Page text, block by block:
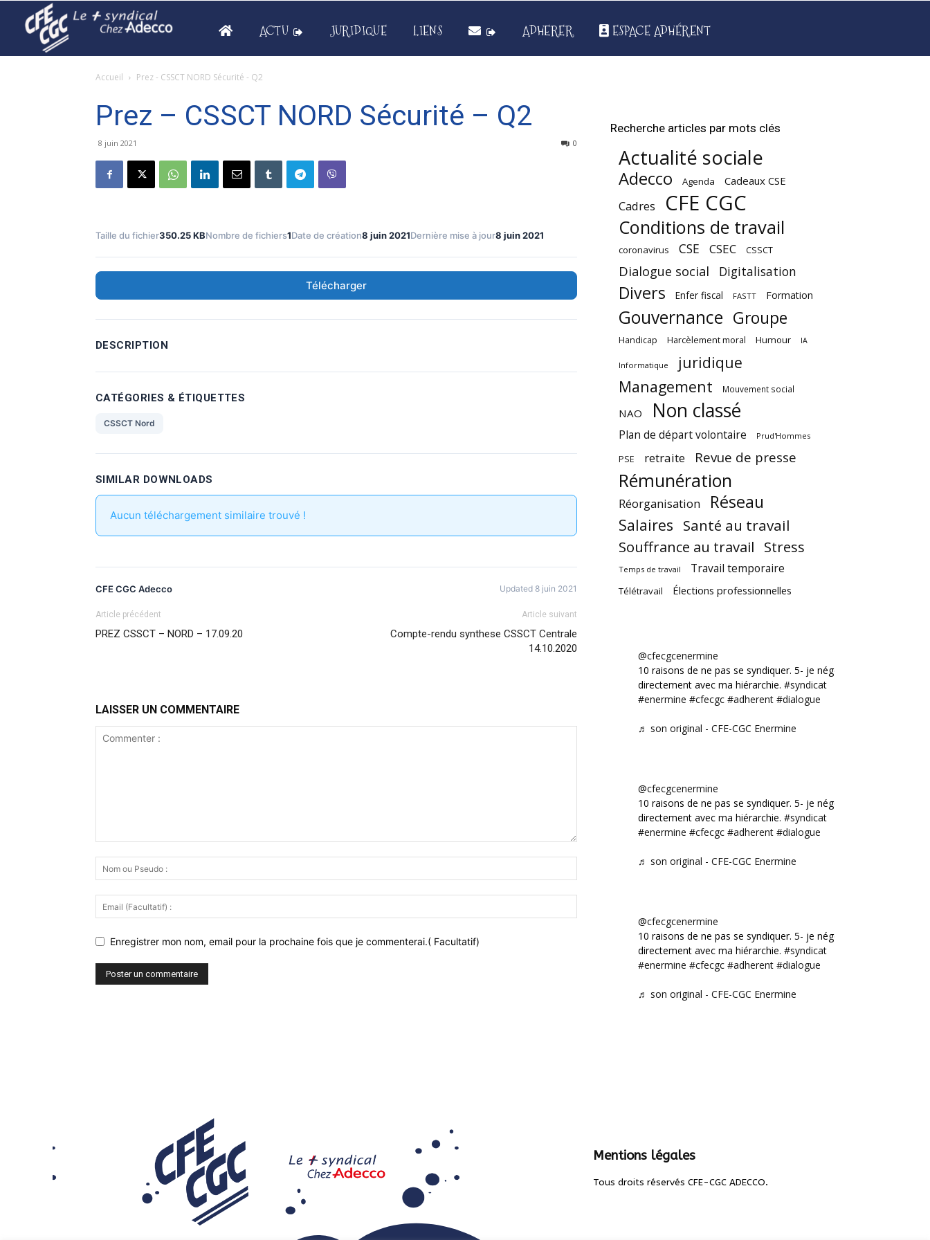
ACTU JURIDIQUE LIENS ADHERER ESPACE ADHÉRENT
Accueil Prez - CSSCT NORD Sécurité - Q2
Prez – CSSCT NORD Sécurité – Q2
8 juin 2021 0
Taille du fichier350.25 KBNombre de fichiers1Date de création8 juin 2021Dernière mise à jour8 juin 2021
Télécharger
DESCRIPTION
CATÉGORIES & ÉTIQUETTES
CSSCT Nord
SIMILAR DOWNLOADS
Aucun téléchargement similaire trouvé !
CFE CGC Adecco Updated 8 juin 2021
Article précédent
PREZ CSSCT – NORD – 17.09.20
Article suivant
Compte-rendu synthese CSSCT Centrale
14.10.2020
LAISSER UN COMMENTAIRE
Enregistrer mon nom, email pour la prochaine fois que je commenterai.( Facultatif)
Recherche articles par mots clés
Actualité sociale
Adecco Agenda Cadeaux CSE
Cadres CFE CGC
Conditions de travail
coronavirus CSE CSEC CSSCT
Dialogue social Digitalisation
Divers Enfer fiscal FASTT Formation
Gouvernance Groupe
Handicap Harcèlement moral Humour IA
Informatique
juridique
Management
Mouvement social
NAO Non classé
Plan de départ volontaire Prud'Hommes
PSE retraite Revue de presse
Rémunération
Réorganisation Réseau
Salaires Santé au travail
Souffrance au travail Stress
Temps de travail Travail temporaire
Télétravail Élections professionnelles
@cfecgcenermine
10 raisons de ne pas se syndiquer. 5- je négocie
directement avec ma hiérarchie. #syndicat
#enermine #cfecgc #adherent #dialogue
♬ son original - CFE-CGC Enermine
@cfecgcenermine
10 raisons de ne pas se syndiquer. 5- je négocie
directement avec ma hiérarchie. #syndicat
#enermine #cfecgc #adherent #dialogue
♬ son original - CFE-CGC Enermine
@cfecgcenermine
10 raisons de ne pas se syndiquer. 5- je négocie
directement avec ma hiérarchie. #syndicat
#enermine #cfecgc #adherent #dialogue
♬ son original - CFE-CGC Enermine
Mentions légales
Tous droits réservés CFE-CGC ADECCO.